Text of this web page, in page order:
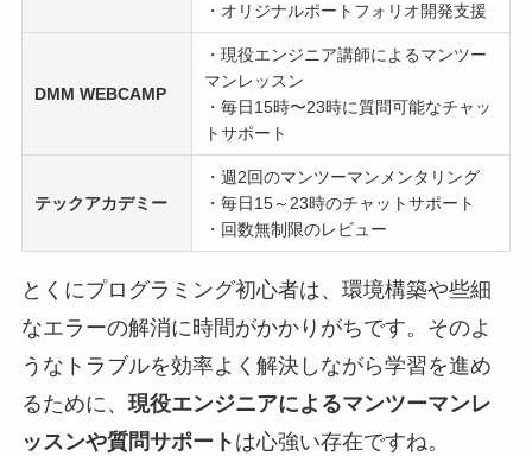
・オリジナルポートフォリオ開発支援
DMM WEBCAMP
・現役エンジニア講師によるマンツー
マンレッスン
・毎日15時〜23時に質問可能なチャッ
トサポート
テックアカデミー
・週2回のマンツーマンメンタリング
・毎日15～23時のチャットサポート
・回数無制限のレビュー
とくにプログラミング初心者は、環境構築や些細
なエラーの解消に時間がかかりがちです。そのよ
うなトラブルを効率よく解決しながら学習を進め
るために、 現役エンジニアによるマンツーマンレ
ッスンや質問サポート は心強い存在ですね。